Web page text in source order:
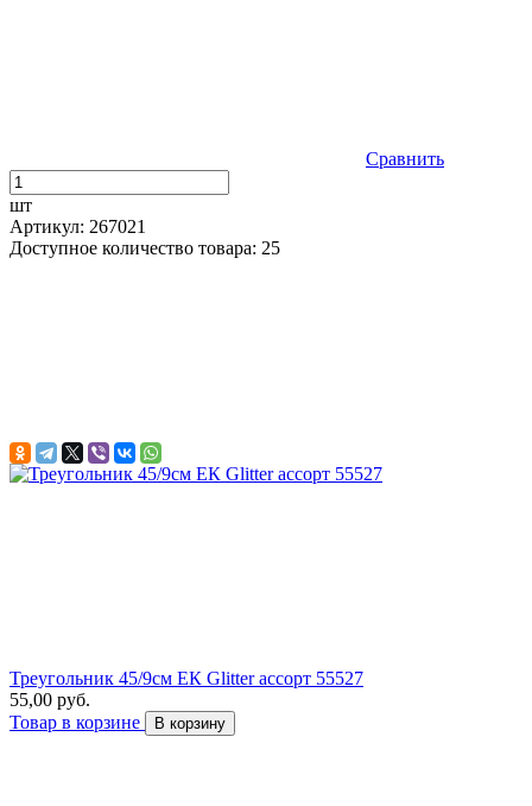
Сравнить
шт
Артикул: 267021
Доступное количество товара: 25
Треугольник 45/9см ЕК Glitter ассорт 55527
55,00 руб.
Товар в корзине
В корзину